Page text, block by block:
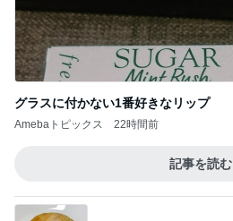
グラスに付かない1番好きなリップ
Amebaトピックス 22時間前
記事を読む